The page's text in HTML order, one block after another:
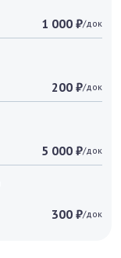
1 000 ₽/док
200 ₽/док
5 000 ₽/док
300 ₽/док